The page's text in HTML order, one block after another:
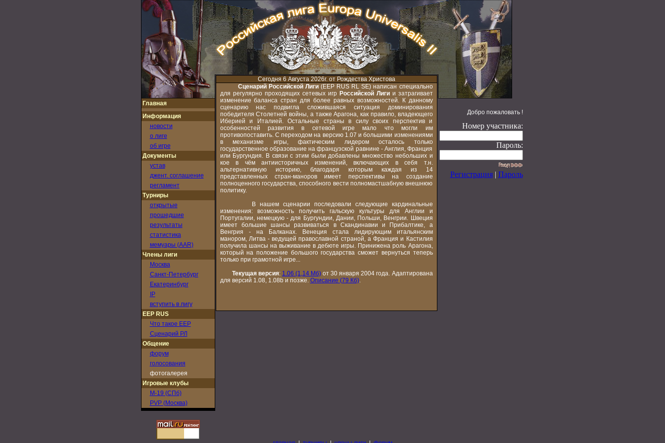
Главная
Информация
новости
о лиге
об игре
Документы
устав
джент. соглашение
регламент
Турниры
открытые
прошедшие
результаты
статистика
мемуары (AAR)
Члены лиги
Москва
Санкт-Петербург
Екатеринбург
IP
вступить в лигу
EEP RUS
Что такое EEP
Сценарий РЛ
Общение
форум
голосования
фотогалерея
Игровые клубы
M-19 (СПб)
PVP (Москва)
Сегодня 6 Августа 2026г. от Рождества Христова
Сценарий Российской Лиги (EEP RUS RL SE) написан специально
для регулярно проходящих сетевых игр Российской Лигии затрагивает
изменение баланса стран для более равных возможностей. К данному
сценарию нас подвигла сложившаяся ситуация доминирования
победителя Столетней войны, а также Арагона, как правило, владеющего
Иберией и Италией. Остальные страны в силу своих перспектив и
особенностей развития в сетевой игре мало что могли им
противопоставить. С переходом на версию 1.07 и большими изменениями
в механизме игры, фактическим лидером осталось только
государственное образование на французской равнине - Англия, Франция
или Бургундия. В связи с этим были добавлены множество небольших и
кое в чём антиисторичных изменений, включающих в себя т.н.
альтернативную историю, благодаря которым каждая из 14
представленных стран-маноров имеет перспективы на создание
полноценного государства, способного вести полномастшабную внешнюю
политику.
В нашем сценарии последовали следующие кардинальные
изменения: возможность получить гальскую культуры для Англии и
Португалии, немецкую - для Бургундии, Дании, Польши, Венгрии. Швеция
имеет большие шансы развиваться в Скандинавии и Прибалтике, а
Венгрия - на Балканах. Венеция стала лидирующим итальянским
манором, Литва - ведущей православной страной, а Франция и Кастилия
получила шансы на выживание в дебюте игры. Принижена роль Арагона,
который на положение большого государства сможет вернуться теперь
только при грамотной игре...
Текущая версия: 1.06 (1,14 Мб) от 30 января 2004 года. Адаптирована
для версий 1.08, 1.08b и позже. Описание (79 Кб).
Добро пожаловать !
Номер участника:
Пароль:
Регистрация| Пароль